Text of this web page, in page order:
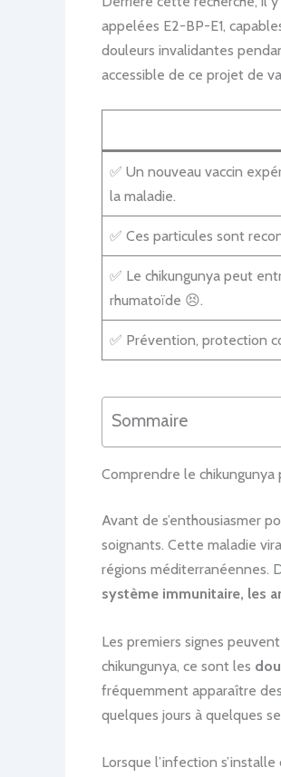
appelées E2-BP-E1,
douleurs invalidantes
accessible de ce projet de
✅ Un nouveau vaccin
la maladie.
✅ Ces particules sont
✅ Le chikungunya peut
rhumatoïde 😣.
✅ Prévention, protection
Sommaire
Comprendre le chikungunya
Avant de s’enthousiasmer
soignants. Cette maladie
régions méditerranéennes.
système immunitaire, les
Les premiers signes
chikungunya, ce sont les
fréquemment apparaître
quelques jours à quelques
Lorsque l’infection